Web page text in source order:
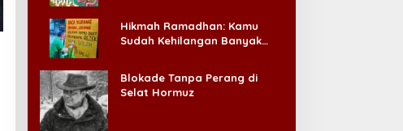
Hikmah Ramadhan: Kamu
Sudah Kehilangan Banyak
Blokade Tanpa Perang di
Selat Hormuz